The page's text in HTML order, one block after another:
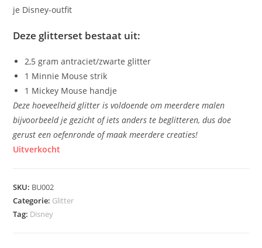
je Disney-outfit
Deze glitterset bestaat uit:
2,5 gram antraciet/zwarte glitter
1 Minnie Mouse strik
1 Mickey Mouse handje
Deze hoeveelheid glitter is voldoende om meerdere malen
bijvoorbeeld je gezicht of iets anders te beglitteren, dus doe
gerust een oefenronde of maak meerdere creaties!
Uitverkocht
SKU: BU002
Categorie: Glitter
Tag: Disney